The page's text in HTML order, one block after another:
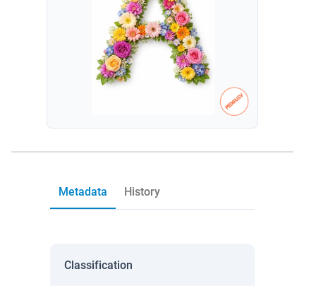
Metadata History
Classification